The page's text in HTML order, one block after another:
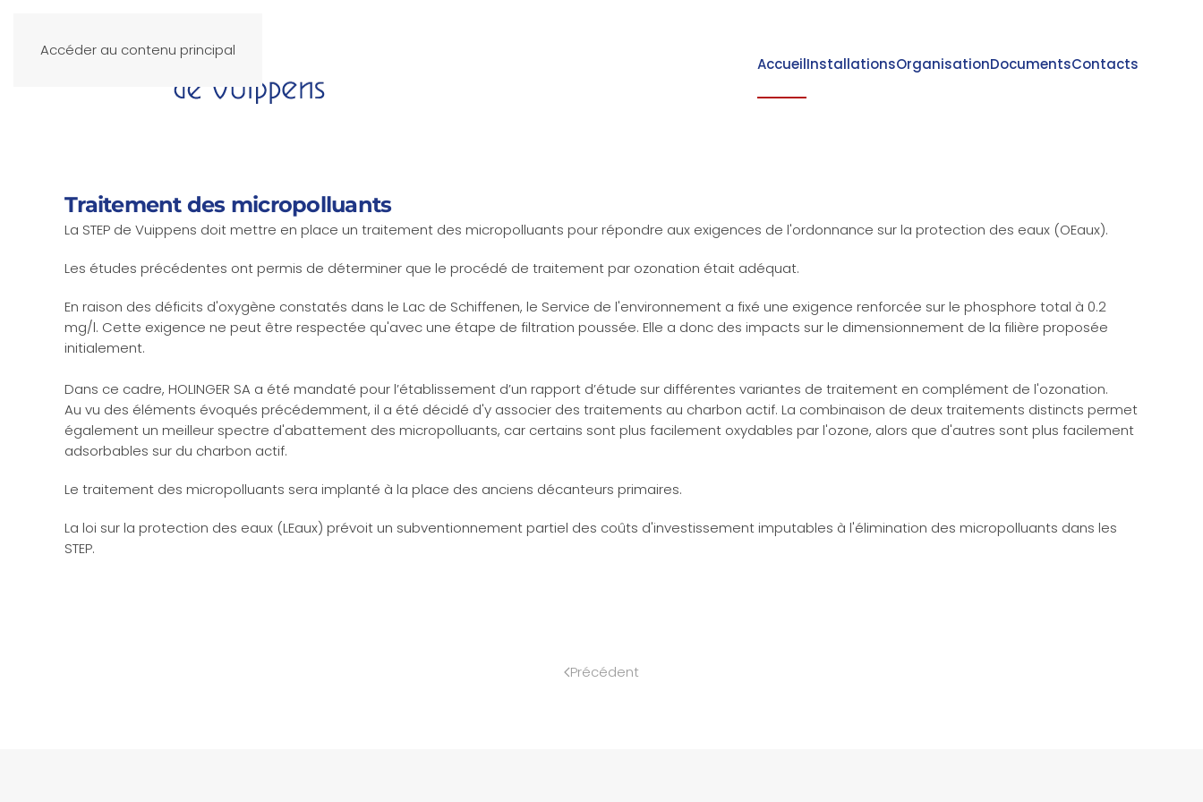
Accéder au contenu principal
AccueilInstallationsOrganisationDocumentsContacts
Traitement des micropolluants
La STEP de Vuippens doit mettre en place un traitement des micropolluants pour répondre aux exigences de l'ordonnance sur la protection des eaux (OEaux).
Les études précédentes ont permis de déterminer que le procédé de traitement par ozonation était adéquat.
En raison des déficits d'oxygène constatés dans le Lac de Schiffenen, le Service de l'environnement a fixé une exigence renforcée sur le phosphore total à 0.2
mg/l. Cette exigence ne peut être respectée qu'avec une étape de filtration poussée. Elle a donc des impacts sur le dimensionnement de la filière proposée
initialement.
Dans ce cadre, HOLINGER SA a été mandaté pour l’établissement d’un rapport d’étude sur différentes variantes de traitement en complément de l'ozonation.
Au vu des éléments évoqués précédemment, il a été décidé d'y associer des traitements au charbon actif. La combinaison de deux traitements distincts permet
également un meilleur spectre d'abattement des micropolluants, car certains sont plus facilement oxydables par l'ozone, alors que d'autres sont plus facilement
adsorbables sur du charbon actif.
Le traitement des micropolluants sera implanté à la place des anciens décanteurs primaires.
La loi sur la protection des eaux (LEaux) prévoit un subventionnement partiel des coûts d'investissement imputables à l'élimination des micropolluants dans les
STEP.
Précédent